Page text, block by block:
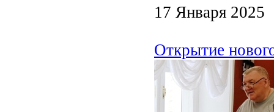
17 Января 2025
Открытие